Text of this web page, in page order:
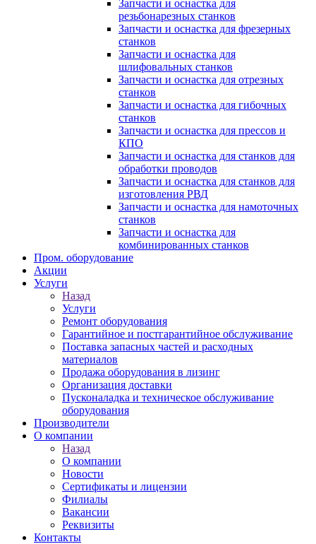
Запчасти и оснастка для
резьбонарезных станков
Запчасти и оснастка для фрезерных
станков
Запчасти и оснастка для
шлифовальных станков
Запчасти и оснастка для отрезных
станков
Запчасти и оснастка для гибочных
станков
Запчасти и оснастка для прессов и
КПО
Запчасти и оснастка для станков для
обработки проводов
Запчасти и оснастка для станков для
изготовления РВД
Запчасти и оснастка для намоточных
станков
Запчасти и оснастка для
комбинированных станков
Пром. оборудование
Акции
Услуги
Назад
Услуги
Ремонт оборудования
Гарантийное и постгарантийное обслуживание
Поставка запасных частей и расходных
материалов
Продажа оборудования в лизинг
Организация доставки
Пусконаладка и техническое обслуживание
оборудования
Производители
О компании
Назад
О компании
Новости
Сертификаты и лицензии
Филиалы
Вакансии
Реквизиты
Контакты